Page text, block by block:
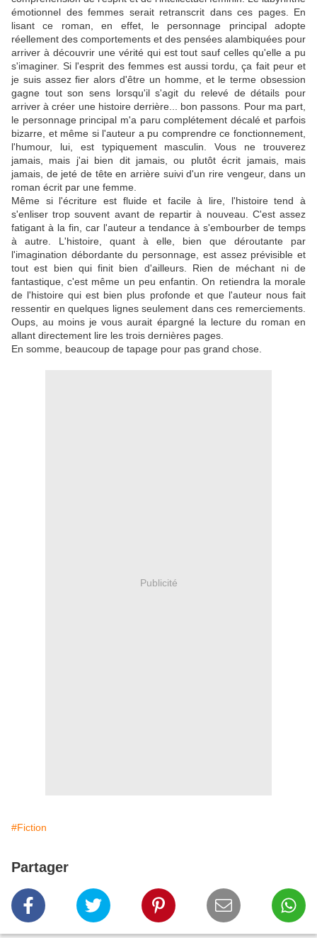
émotionnel des femmes serait retranscrit dans ces pages. En
lisant ce roman, en effet, le personnage principal adopte
réellement des comportements et des pensées alambiquées pour
arriver à découvrir une vérité qui est tout sauf celles qu'elle a pu
s'imaginer. Si l'esprit des femmes est aussi tordu, ça fait peur et
je suis assez fier alors d'être un homme, et le terme obsession
gagne tout son sens lorsqu'il s'agit du relevé de détails pour
arriver à créer une histoire derrière... bon passons. Pour ma part,
le personnage principal m'a paru complétement décalé et parfois
bizarre, et même si l'auteur a pu comprendre ce fonctionnement,
l'humour, lui, est typiquement masculin. Vous ne trouverez
jamais, mais j'ai bien dit jamais, ou plutôt écrit jamais, mais
jamais, de jeté de tête en arrière suivi d'un rire vengeur, dans un
roman écrit par une femme.
Même si l'écriture est fluide et facile à lire, l'histoire tend à
s'enliser trop souvent avant de repartir à nouveau. C'est assez
fatigant à la fin, car l'auteur a tendance à s'embourber de temps
à autre. L'histoire, quant à elle, bien que déroutante par
l'imagination débordante du personnage, est assez prévisible et
tout est bien qui finit bien d'ailleurs. Rien de méchant ni de
fantastique, c'est même un peu enfantin. On retiendra la morale
de l'histoire qui est bien plus profonde et que l'auteur nous fait
ressentir en quelques lignes seulement dans ces remerciements.
Oups, au moins je vous aurait épargné la lecture du roman en
allant directement lire les trois dernières pages.
En somme, beaucoup de tapage pour pas grand chose.
Publicité
#Fiction
Partager